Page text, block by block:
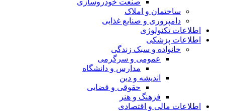
صنعت خودروسازی
ساختمان و املاک
دامپروری و صنایع غذایی
اطلاعات تکنولوژی
اطلاعات پزشکی
خانواده و سبک زندگی
عمومی و سرگرمی
مدارس و دانشگاه
اندیشه و دین
حقوقی و قضایی
فرهنگ و هنر
اطلاعات مالی و اقتصادی